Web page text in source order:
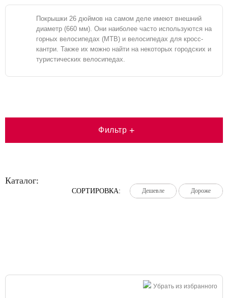
Покрышки 26 дюймов на самом деле имеют внешний
диаметр (660 мм). Они наиболее часто используются на
горных велосипедах (MTB) и велосипедах для кросс-
кантри. Также их можно найти на некоторых городских и
туристических велосипедах.
Фильтр +
Каталог:
СОРТИРОВКА: Дешевле
Дешевле
Дешевле Дороже
Дороже
Дороже
Убрать из избранного